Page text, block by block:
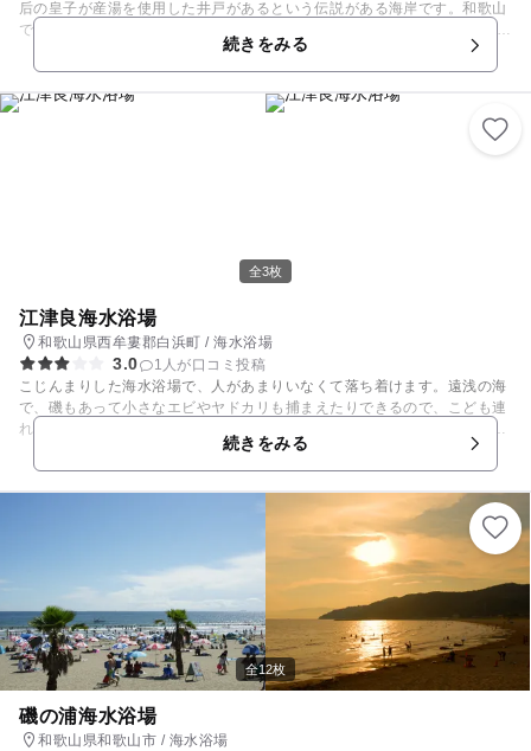
后の皇子が産湯を使用した井戸があるという伝説がある海岸です。和歌山
でも綺麗なことで有名な白砂の海水浴場です。 海水も屈指の綺麗さを誇っ
ており、透明な海水と白い砂浜のコンビネーションは海水浴の時以外でも
見る価値があるということで訪れる人も多いです。また、海辺に沈む夕日
も絶景で有名です。 ※サーフィンは遊泳期間中は禁止
続きをみる
全3枚
江津良海水浴場
和歌山県西牟婁郡白浜町 / 海水浴場
3.0
1人が口コミ投稿
こじんまりした海水浴場で、人があまりいなくて落ち着けます。遠浅の海
で、磯もあって小さなエビやヤドカリも捕まえたりできるので、こども連
れの家族にもオススメです。シュノーケルで海を楽しめるのも海が透き通
っていてきれいだからこそです。 また、ここからダイビングスポットであ
る沈船などに行くための船を出してもらうこともでき、ビーチダイビング
でも少し潜れば7mくらいの深さが取れるので、ビーチダイビングとして
続きをみる
全12枚
磯の浦海水浴場
和歌山県和歌山市 / 海水浴場